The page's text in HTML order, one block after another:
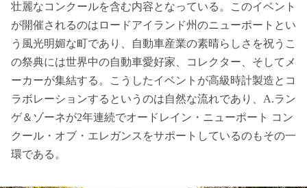
壮麗なコンクールを含む内容となっている。このイベント
が開催されるのはロードアイランド州のニューポートとい
う風光明媚な町であり、自動車産業の素晴らしさを祝うこ
の祭典には世界中の自動車愛好家、コレクター、そしてメ
ーカーが集結する。こうしたイベントが高級時計製造とコ
ラボレーションするというのは自然な流れであり、A.ラン
ゲ＆ゾーネが2年連続でオードレイン・ニューポート コン
クール・オブ・エレガンスをサポートしているのもその一
環である。